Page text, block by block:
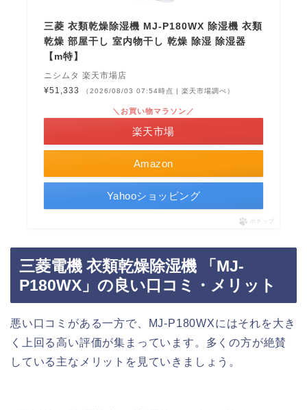
三菱 衣類乾燥除湿機 MJ-P180WX 除湿機 衣類
乾燥 部屋干し 室内物干し 乾燥 除湿 除湿器
【m特】
ニシムタ 楽天市場店
¥51,333
（2026/08/03 07:54時点 | 楽天市場調べ）
Amazon
＼お買い物マラソン／
楽天市場
Yahooショッピング
ポチップ
三菱電機 衣類乾燥除湿機 「MJ-
P180WX」の良い口コミ・メリット
悪い口コミがある一方で、MJ-P180WXにはそれを大き
く上回る高い評価が集まっています。多くの方が絶賛
している主なメリットを見ていきましょう。